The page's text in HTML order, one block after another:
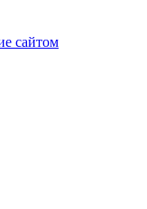
сайтом